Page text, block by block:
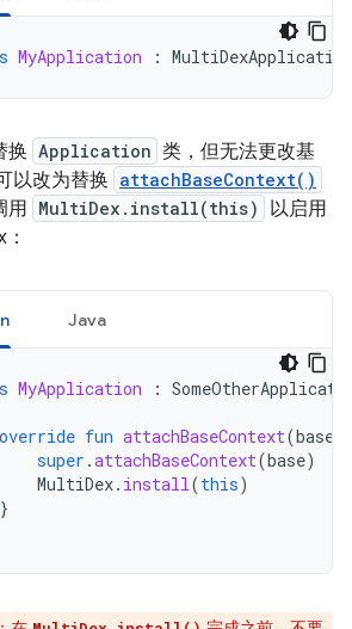
MyApplication : MultiDexApplication
换 Application 类，但无法更改基
以改为替换 attachBaseContext()
用 MultiDex.install(this)
以启用
Java
MyApplication :
override fun attachBaseContext(base
super .attachBaseContext(base)
MultiDex. install(this)
}